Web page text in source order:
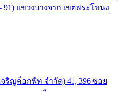
แขวงบางจาก เขตพระโขนง
ริญค็อกพิท จำกัด) 41, 396 ซอย